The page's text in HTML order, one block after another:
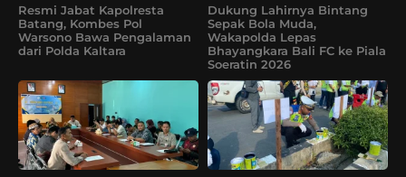
Resmi Jabat Kapolresta
Batang, Kombes Pol
Warsono Bawa Pengalaman
dari Polda Kaltara
Dukung Lahirnya Bintang
Sepak Bola Muda,
Wakapolda Lepas
Bhayangkara Bali FC ke Piala
Soeratin 2026